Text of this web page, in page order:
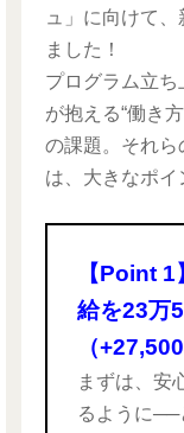
ュ」に向けて
ました！
プログラム立
が抱える“働き
の課題。それら
は、大きなポイ
【Point
給を23万
（+27,500
まずは、安
るように──